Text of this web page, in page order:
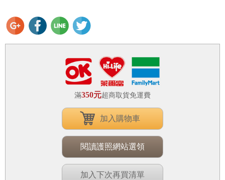
滿350元超商取貨免運費
加入購物車
閱讀護照網站選領
加入下次再買清單